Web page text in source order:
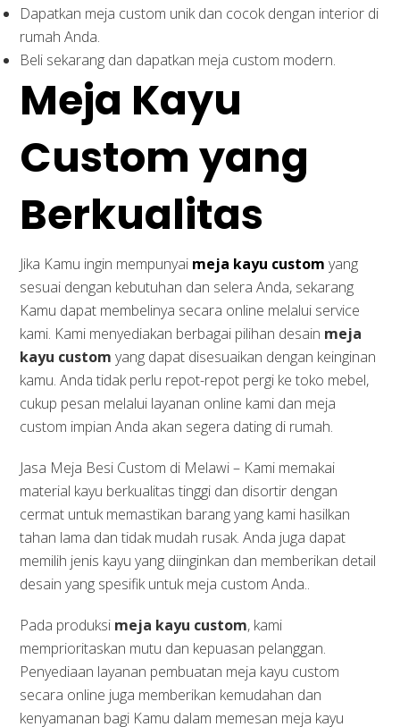
Dapatkan meja custom unik dan cocok dengan interior di
rumah Anda.
Beli sekarang dan dapatkan meja custom modern.
Meja Kayu
Custom yang
Berkualitas
Jika Kamu ingin mempunyai meja kayu custom yang
sesuai dengan kebutuhan dan selera Anda, sekarang
Kamu dapat membelinya secara online melalui service
kami. Kami menyediakan berbagai pilihan desain meja
kayu custom yang dapat disesuaikan dengan keinginan
kamu. Anda tidak perlu repot-repot pergi ke toko mebel,
cukup pesan melalui layanan online kami dan meja
custom impian Anda akan segera dating di rumah.
Jasa Meja Besi Custom di Melawi – Kami memakai
material kayu berkualitas tinggi dan disortir dengan
cermat untuk memastikan barang yang kami hasilkan
tahan lama dan tidak mudah rusak. Anda juga dapat
memilih jenis kayu yang diinginkan dan memberikan detail
desain yang spesifik untuk meja custom Anda..
Pada produksi meja kayu custom, kami
memprioritaskan mutu dan kepuasan pelanggan.
Penyediaan layanan pembuatan meja kayu custom
secara online juga memberikan kemudahan dan
kenyamanan bagi Kamu dalam memesan meja kayu